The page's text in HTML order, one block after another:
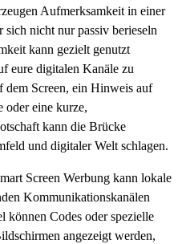
Aufmerksamkeit in einer
nicht nur passiv berieseln
kann gezielt genutzt
eure digitalen Kanäle zu
Screen, ein Hinweis auf
oder eine kurze,
kann die Brücke
und digitaler Welt schlagen.
Screen Werbung kann lokale
Kommunikationskanälen
können Codes oder spezielle
angezeigt werden,